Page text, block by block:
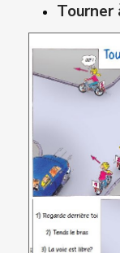
Tourner